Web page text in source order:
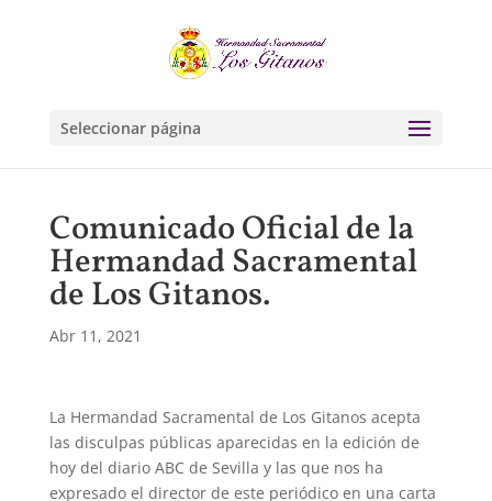
Seleccionar página
Comunicado Oficial de la
Hermandad Sacramental
de Los Gitanos.
Abr 11, 2021
La Hermandad Sacramental de Los Gitanos acepta
las disculpas públicas aparecidas en la edición de
hoy del diario ABC de Sevilla y las que nos ha
expresado el director de este periódico en una carta